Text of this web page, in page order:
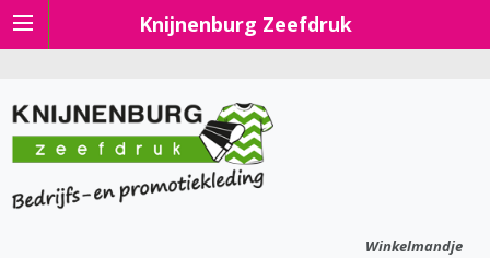
Knijnenburg Zeefdruk
Winkelmandje